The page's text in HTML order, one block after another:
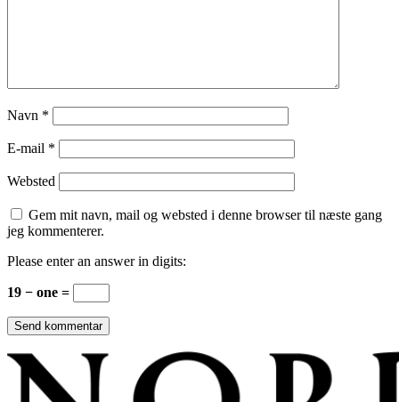
Navn *
E-mail *
Websted
Gem mit navn, mail og websted i denne browser til næste gang
jeg kommenterer.
Please enter an answer in digits:
19 − one =